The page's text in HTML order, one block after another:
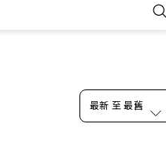
最新 至 最舊